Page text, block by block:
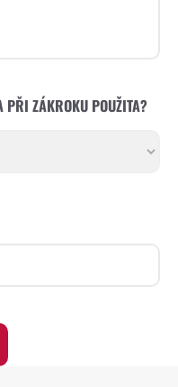
PŘI ZÁKROKU POUŽITA?